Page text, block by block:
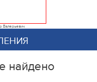
Валерьевич
найдено